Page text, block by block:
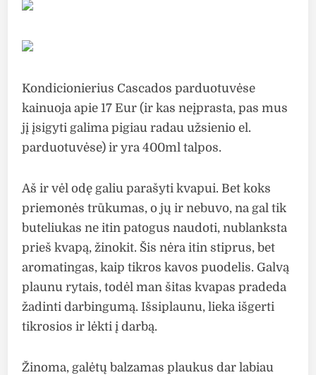
Kondicionierius Cascados parduotuvėse
kainuoja apie 17 Eur (ir kas neįprasta, pas mus
jį įsigyti galima pigiau radau užsienio el.
parduotuvėse) ir yra 400ml talpos.
Aš ir vėl odę galiu parašyti kvapui. Bet koks
priemonės trūkumas, o jų ir nebuvo, na gal tik
buteliukas ne itin patogus naudoti, nublanksta
prieš kvapą, žinokit. Šis nėra itin stiprus, bet
aromatingas, kaip tikros kavos puodelis. Galvą
plaunu rytais, todėl man šitas kvapas pradeda
žadinti darbingumą. Išsiplaunu, lieka išgerti
tikrosios ir lėkti į darbą.
Žinoma, galėtų balzamas plaukus dar labiau